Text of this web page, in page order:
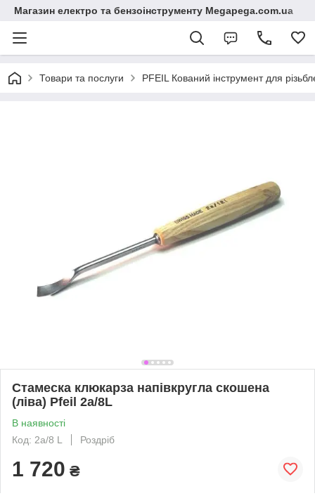
Магазин електро та бензоінструменту Megapega.com.ua
Товари та послуги PFEIL Кований інструмент для
Стамеска клюкарза напівкругла скошена
(ліва) Pfeil 2а/8L
В наявності
Код: 2a/8 L
Роздріб
1 720 ₴